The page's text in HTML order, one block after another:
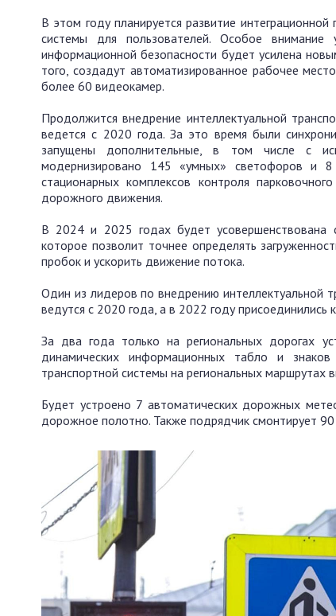
В этом году планируется развитие
системы для пользователей. Особое
информационной безопасности будет усилена
того, создадут автоматизированное рабочее
более 60 видеокамер.
Продолжится внедрение интеллектуальной
ведется с 2020 года. За это время были
запущены дополнительные, в том числе с
модернизировано 145 «умных» светофоров и
стационарных комплексов контроля
дорожного движения.
В 2024 и 2025 годах будет усовершенствована
которое позволит точнее определять
пробок и ускорить движение потока.
Один из лидеров по внедрению интеллектуальной
ведутся с 2020 года, а в 2022 году присоединились
За два года только на региональных дорогах
динамических информационных табло и
транспортной системы на региональных маршрутах
Будет устроено 7 автоматических дорожных
дорожное полотно. Также подрядчик смонтирует